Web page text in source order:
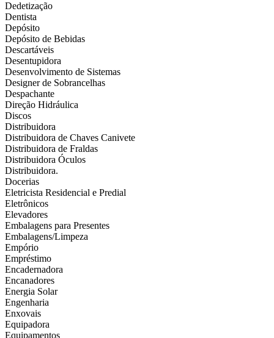
Dedetização
Dentista
Depósito
Depósito de Bebidas
Descartáveis
Desentupidora
Desenvolvimento de Sistemas
Designer de Sobrancelhas
Despachante
Direção Hidráulica
Discos
Distribuidora
Distribuidora de Chaves Canivete
Distribuidora de Fraldas
Distribuidora Óculos
Distribuidora.
Docerias
Eletricista Residencial e Predial
Eletrônicos
Elevadores
Embalagens para Presentes
Embalagens/Limpeza
Empório
Empréstimo
Encadernadora
Encanadores
Energia Solar
Engenharia
Enxovais
Equipadora
Equipamentos